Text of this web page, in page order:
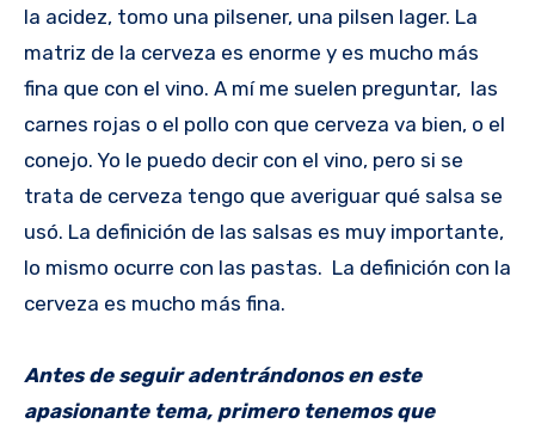
la acidez, tomo una pilsener, una pilsen lager. La
matriz de la cerveza es enorme y es mucho más
fina que con el vino. A mí me suelen preguntar, las
carnes rojas o el pollo con que cerveza va bien, o el
conejo. Yo le puedo decir con el vino, pero si se
trata de cerveza tengo que averiguar qué salsa se
usó. La definición de las salsas es muy importante,
lo mismo ocurre con las pastas. La definición con la
cerveza es mucho más fina.
Antes de seguir adentrándonos en este
apasionante tema, primero tenemos que